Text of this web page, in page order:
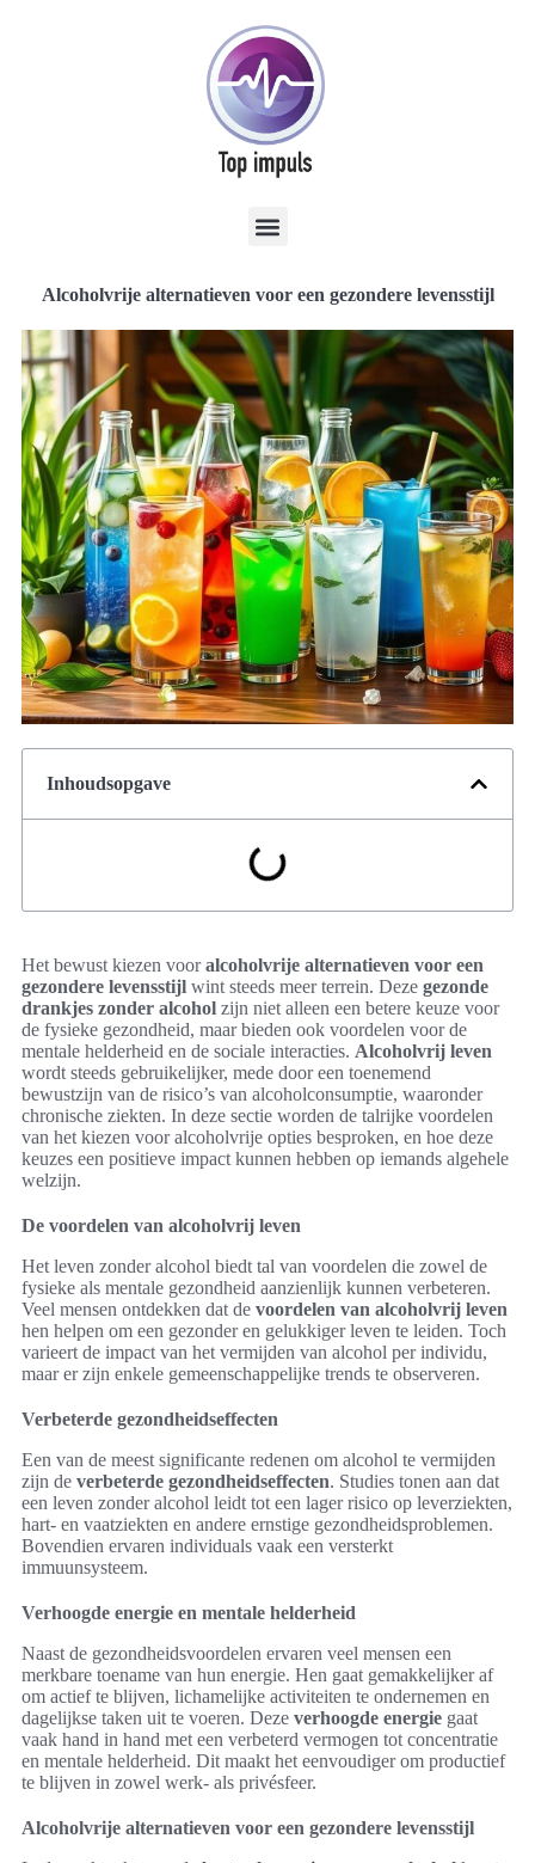
Alcoholvrije alternatieven voor een gezondere levensstijl
Inhoudsopgave
Het bewust kiezen vooralcoholvrije alternatieven voor een
gezondere levensstijl wint steeds meer terrein. Deze gezonde
drankjes zonder alcohol zijn niet alleen een betere keuze voor
de fysieke gezondheid, maar bieden ook voordelen voor de
mentale helderheid en de sociale interacties. Alcoholvrij leven
wordt steeds gebruikelijker, mede door een toenemend
bewustzijn van de risico’s van alcoholconsumptie, waaronder
chronische ziekten. In deze sectie worden de talrijke voordelen
van het kiezen voor alcoholvrije opties besproken, en hoe deze
keuzes een positieve impact kunnen hebben op iemands algehele
welzijn.
De voordelen van alcoholvrij leven
Het leven zonder alcohol biedt tal van voordelen die zowel de
fysieke als mentale gezondheid aanzienlijk kunnen verbeteren.
Veel mensen ontdekken dat de voordelen van alcoholvrij leven
hen helpen om een gezonder en gelukkiger leven te leiden. Toch
varieert de impact van het vermijden van alcohol per individu,
maar er zijn enkele gemeenschappelijke trends te observeren.
Verbeterde gezondheidseffecten
Een van de meest significante redenen om alcohol te vermijden
zijn de verbeterde gezondheidseffecten. Studies tonen aan dat
een leven zonder alcohol leidt tot een lager risico op leverziekten,
hart- en vaatziekten en andere ernstige gezondheidsproblemen.
Bovendien ervaren individuals vaak een versterkt
immuunsysteem.
Verhoogde energie en mentale helderheid
Naast de gezondheidsvoordelen ervaren veel mensen een
merkbare toename van hun energie. Hen gaat gemakkelijker af
om actief te blijven, lichamelijke activiteiten te ondernemen en
dagelijkse taken uit te voeren. Deze verhoogde energie gaat
vaak hand in hand met een verbeterd vermogen tot concentratie
en mentale helderheid. Dit maakt het eenvoudiger om productief
te blijven in zowel werk- als privésfeer.
Alcoholvrije alternatieven voor een gezondere levensstijl